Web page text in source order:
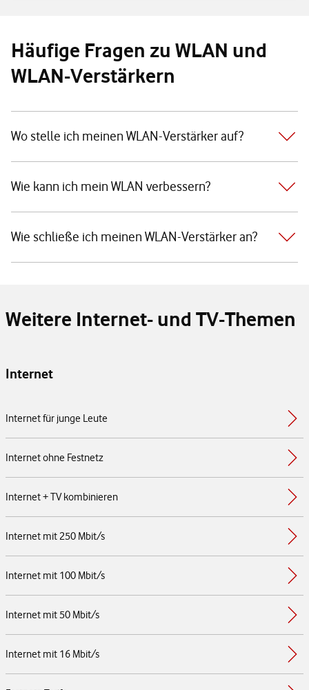
Häufige Fragen zu WLAN und
WLAN-Verstärkern
Wo stelle ich meinen WLAN-Verstärker auf?
Wie kann ich mein WLAN verbessern?
Wie schließe ich meinen WLAN-Verstärker an?
Weitere Internet- und TV-Themen
Internet
Internet für junge Leute
Internet ohne Festnetz
Internet + TV kombinieren
Internet mit 250 Mbit/s
Internet mit 100 Mbit/s
Internet mit 50 Mbit/s
Internet mit 16 Mbit/s